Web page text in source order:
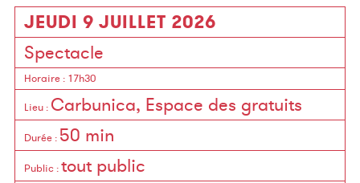
JEUDI 9 JUILLET 2026
Spectacle
Horaire : 17h30
Lieu : Carbunica, Espace des gratuits
Durée : 50 min
Public :tout public